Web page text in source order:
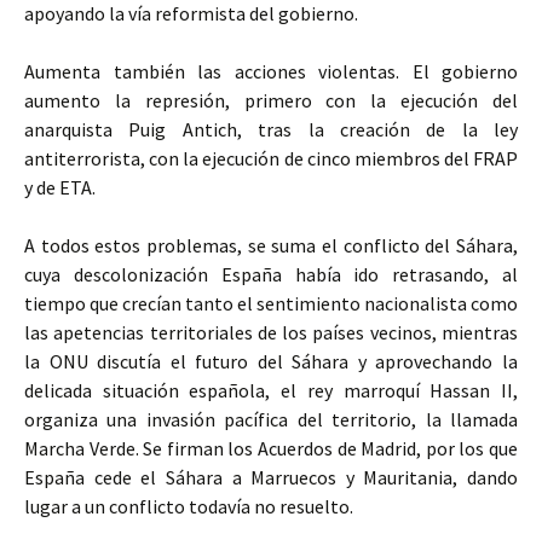
apoyando la vía reformista del gobierno.
Aumenta también las acciones violentas. El gobierno
aumento la represión, primero con la ejecución del
anarquista Puig Antich, tras la creación de la ley
antiterrorista, con la ejecución de cinco miembros del FRAP
y de ETA.
A todos estos problemas, se suma el conflicto del Sáhara,
cuya descolonización España había ido retrasando, al
tiempo que crecían tanto el sentimiento nacionalista como
las apetencias territoriales de los países vecinos, mientras
la ONU discutía el futuro del Sáhara y aprovechando la
delicada situación española, el rey marroquí Hassan II,
organiza una invasión pacífica del territorio, la llamada
Marcha Verde. Se firman los Acuerdos de Madrid, por los que
España cede el Sáhara a Marruecos y Mauritania, dando
lugar a un conflicto todavía no resuelto.